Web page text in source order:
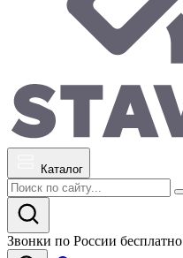
Каталог
Звонки по России бесплатно